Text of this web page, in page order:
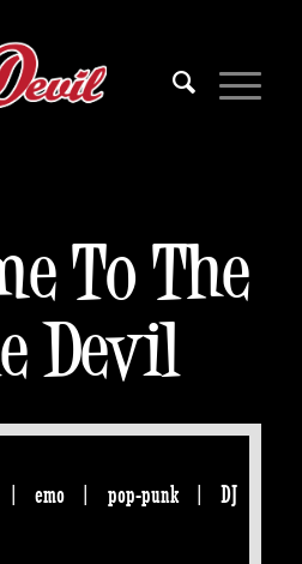
To The
Devil
| emo | pop-punk | DJ